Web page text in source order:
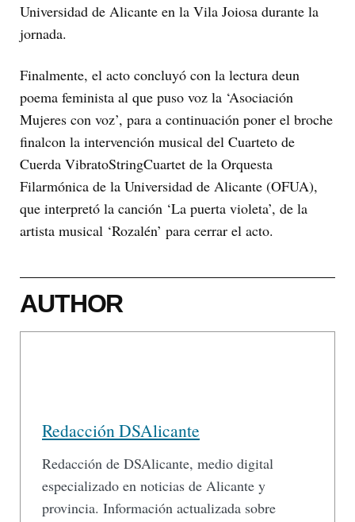
Universidad de Alicante en la Vila Joiosa durante la
jornada.
Finalmente, el acto concluyó con la lectura deun
poema feminista al que puso voz la ‘Asociación
Mujeres con voz’, para a continuación poner el broche
finalcon la intervención musical del Cuarteto de
Cuerda VibratoStringCuartet de la Orquesta
Filarmónica de la Universidad de Alicante (OFUA),
que interpretó la canción ‘La puerta violeta’, de la
artista musical ‘Rozalén’ para cerrar el acto.
AUTHOR
Redacción DSAlicante
Redacción de DSAlicante, medio digital
especializado en noticias de Alicante y
provincia. Información actualizada sobre